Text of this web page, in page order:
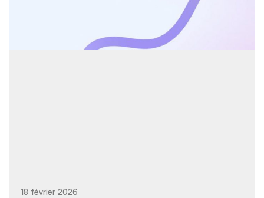
18 février 2026